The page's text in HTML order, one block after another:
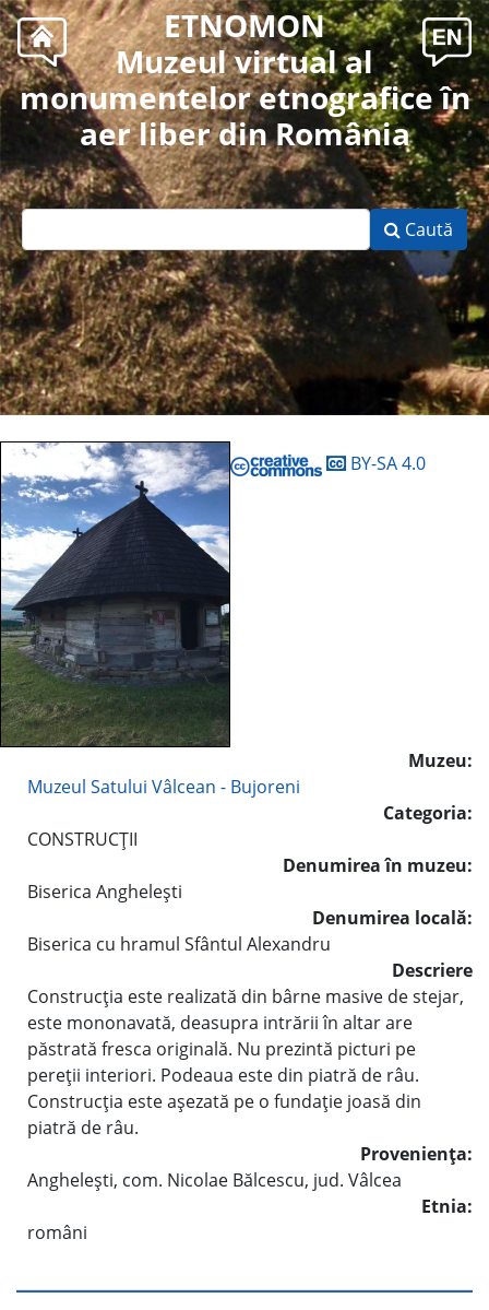
ETNOMON
Muzeul virtual al
monumentelor etnografice în
aer liber din România
Caută
BY-SA 4.0
Muzeu:
Muzeul Satului Vâlcean - Bujoreni
Categoria:
CONSTRUCŢII
Denumirea în muzeu:
Biserica Angheleşti
Denumirea locală:
Biserica cu hramul Sfântul Alexandru
Descriere
Construcţia este realizată din bârne masive de stejar,
este mononavată, deasupra intrării în altar are
păstrată fresca originală. Nu prezintă picturi pe
pereţii interiori. Podeaua este din piatră de râu.
Construcţia este aşezată pe o fundaţie joasă din
piatră de râu.
Provenienţa:
Angheleşti, com. Nicolae Bălcescu, jud. Vâlcea
Etnia:
români